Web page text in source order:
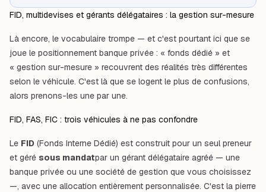
FID, multidevises et gérants délégataires : la gestion sur-mesure
Là encore, le vocabulaire trompe — et c'est pourtant ici que se
joue le positionnement banque privée : « fonds dédié » et
« gestion sur-mesure » recouvrent des réalités très différentes
selon le véhicule. C'est là que se logent le plus de confusions,
alors prenons-les une par une.
FID, FAS, FIC : trois véhicules à ne pas confondre
Le FID (Fonds Interne Dédié) est construit pour un seul preneur
et géré sous mandatpar un gérant délégataire agréé — une
banque privée ou une société de gestion que vous choisissez
—, avec une allocation entièrement personnalisée. C'est la pierre